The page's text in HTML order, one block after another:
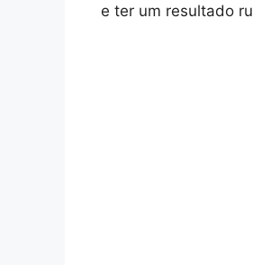
e ter um resultado